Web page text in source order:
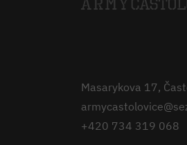
Masarykova 17,
+420 734 319 068